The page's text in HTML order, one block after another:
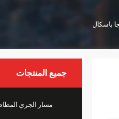
جميع المنتجات
مسار الجري